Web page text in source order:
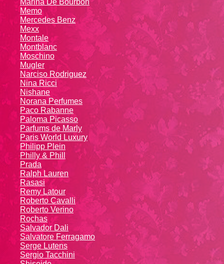
Marina De Bourbon
Memo
Mercedes Benz
Mexx
Montale
Montblanc
Moschino
Mugler
Narciso Rodriguez
Nina Ricci
Nishane
Norana Perfumes
Paco Rabanne
Paloma Picasso
Parfums de Marly
Paris World Luxury
Philipp Plein
Philly & Phill
Prada
Ralph Lauren
Rasasi
Remy Latour
Roberto Cavalli
Roberto Verino
Rochas
Salvador Dali
Salvatore Ferragamo
Serge Lutens
Sergio Tacchini